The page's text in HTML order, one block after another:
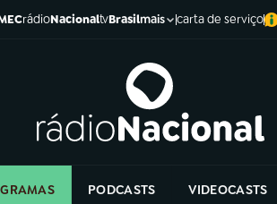
rádioNacionaltvBrasilmais carta de serviço
PODCASTS VIDEOCASTS